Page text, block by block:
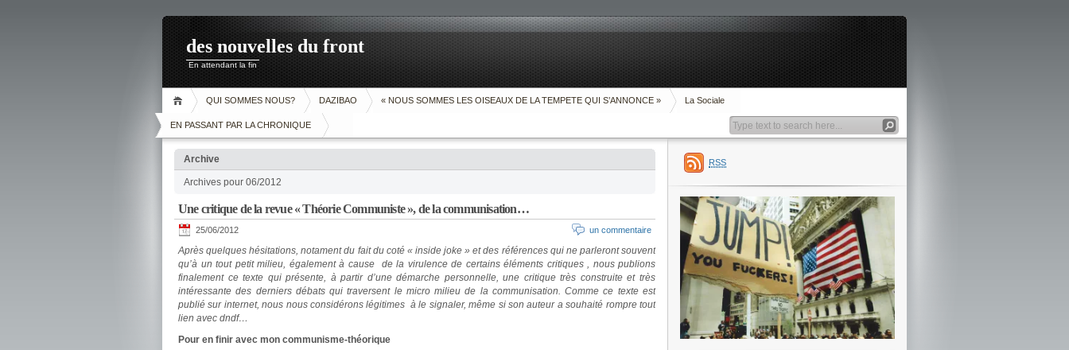
des nouvelles du front
En attendant la fin
QUI SOMMES NOUS? DAZIBAO « NOUS SOMMES LES OISEAUX DE LA TEMPETE QUI S’ANNONCE » La Sociale
EN PASSANT PAR LA CHRONIQUE
Archive
Archives pour 06/2012
Une critique de la revue « Théorie Communiste », de la communisation…
25/06/2012 un commentaire
Après quelques hésitations, notament du fait du coté « inside joke » et des références qui ne parleront souvent
qu’à un tout petit milieu, également à cause de la virulence de certains éléments critiques , nous publions
finalement ce texte qui présente, à partir d’une démarche personnelle, une critique très construite et très
intéressante des derniers débats qui traversent le micro milieu de la communisation. Comme ce texte est
publié sur internet, nous nous considérons légitimes à le signaler, même si son auteur a souhaité rompre tout
lien avec dndf…
Pour en finir avec mon communisme-théorique
RSS